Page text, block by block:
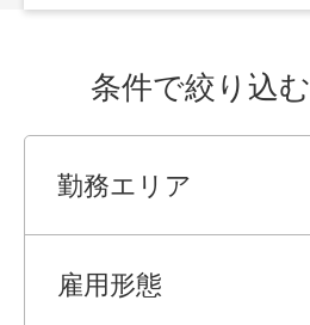
条件で絞り込む
勤務エリア
雇用形態